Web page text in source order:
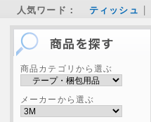
人気ワード： ティッシュ
商品カテゴリから選ぶ
メーカーから選ぶ